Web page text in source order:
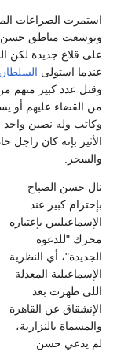
استمرت الصراعات
وتوسعت مناطق حسن
عندما استولى
وقتل عدد كبير منهم
من القضاء عليهم أو
وكاتب وله نصين واحد
الأثير بإنه كان راجل
والسحر.
نال حسن الصباح
بإحترام كبير عند
الإسماعيليين بإعتباره
محرك "للدعوة
الجديدة"، أي النظرية
الإسماعيلية المعدلة
اللى ظهرت بعد
الإنشقاق عن القاهرة
والمسماة بالنزارية،
لم يدعي حسن